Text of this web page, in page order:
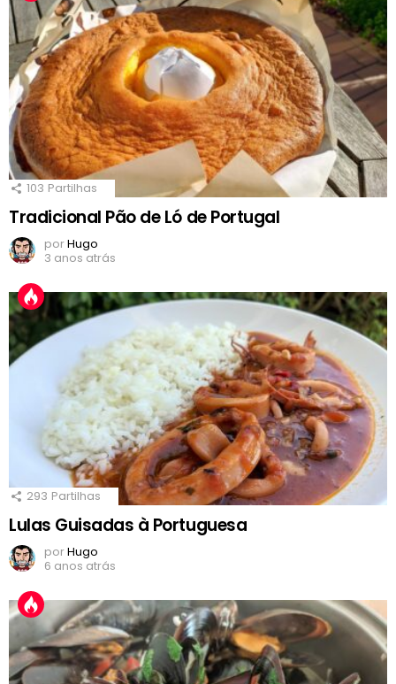
103 Partilhas
Tradicional Pão de Ló de Portugal
porHugo
3 anos atrás
293 Partilhas
Lulas Guisadas à Portuguesa
porHugo
6 anos atrás